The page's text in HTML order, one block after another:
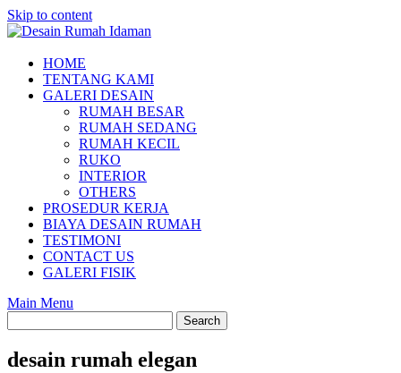
Skip to content
HOME
TENTANG KAMI
GALERI DESAIN
RUMAH BESAR
RUMAH SEDANG
RUMAH KECIL
RUKO
INTERIOR
OTHERS
PROSEDUR KERJA
BIAYA DESAIN RUMAH
TESTIMONI
CONTACT US
GALERI FISIK
Main Menu
desain rumah elegan